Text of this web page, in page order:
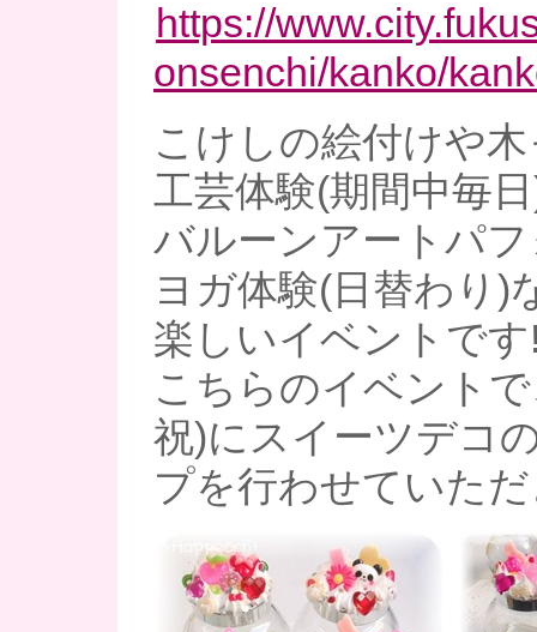
https://
onsenchi/kanko/
こけしの絵付けや
工芸体験(期間中毎
バルーンアートパ
ヨガ体験(日替わり)
楽しいイベントです
こちらのイベント
祝)にスイーツデコ
プを行わせていた